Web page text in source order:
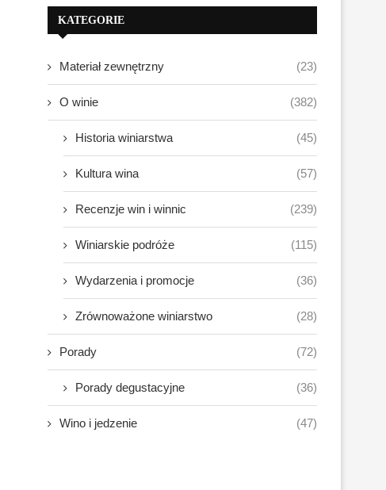
KATEGORIE
Materiał zewnętrzny (23)
O winie (382)
Historia winiarstwa (45)
Kultura wina (57)
Recenzje win i winnic (239)
Winiarskie podróże (115)
Wydarzenia i promocje (36)
Zrównoważone winiarstwo (28)
Porady (72)
Porady degustacyjne (36)
Wino i jedzenie (47)